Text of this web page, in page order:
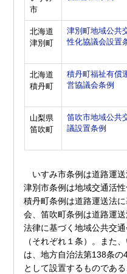
市
北海道
津別町
津別町地域公共
性化協議会設置
北海道
積丹町
積丹町福祉有償
営協議会条例
山梨県
笛吹町
笛吹市地域公共
議設置条例
いすみ市条例は道路運送
津別市条例は地域交通活
積丹町条例は道路運送法
会、笛吹町条例は道路運
法律に基づく地域公共交
（それぞれ１条）。また
は、地方自治法第138条
として設置するものであ